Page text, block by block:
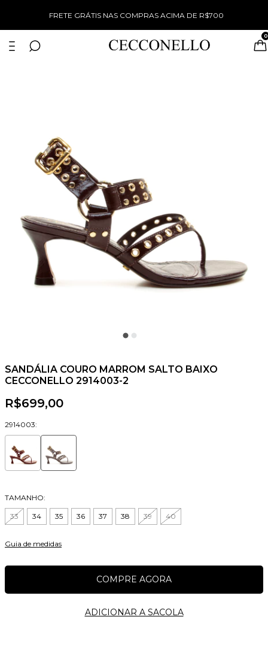
FRETE GRÁTIS NAS COMPRAS ACIMA DE R$700
0
SANDÁLIA COURO MARROM SALTO BAIXO
CECCONELLO 2914003-2
R$699,00
2914003:
TAMANHO:
33 34 35 36 37 38 39 40
Guia de medidas